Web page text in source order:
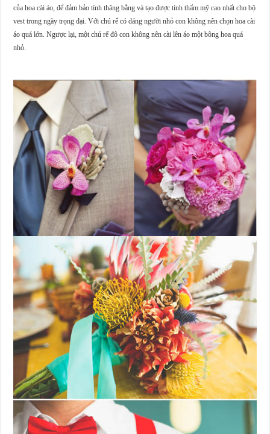
của hoa cài áo, để đảm bảo tính thăng bằng và tạo được tính thẩm mỹ cao nhất cho bộ
vest trong ngày trọng đại. Với chú rể có dáng người nhỏ con không nên chọn hoa cài
áo quá lớn. Ngược lại, một chú rể đô con không nên cài lên áo một bông hoa quá
nhỏ.